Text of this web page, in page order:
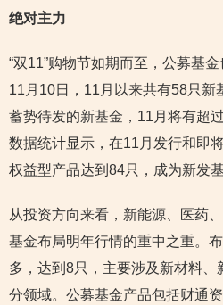
绝对主力
“双11”购物节如期而至，公募基
11月10日，11月以来共有58只新
蓄势待发的新基金，11月将有超
数据统计显示，在11月发行和即
权益型产品达到84只，成为新发
从投资方向来看，新能源、医药
基金布局明年行情的重中之重。
多，达到8只，主要涉及新材料
分领域。公募基金产品包括财通